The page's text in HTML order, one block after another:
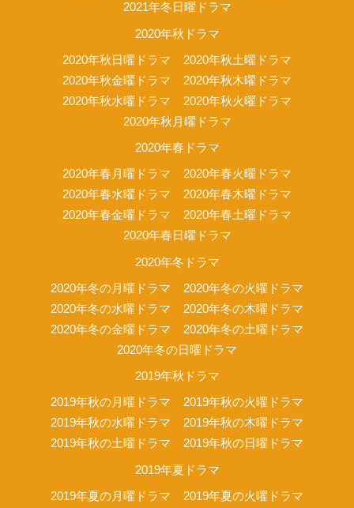
2021年冬日曜ドラマ
2020年秋ドラマ
2020年秋日曜ドラマ
2020年秋土曜ドラマ
2020年秋金曜ドラマ
2020年秋木曜ドラマ
2020年秋水曜ドラマ
2020年秋火曜ドラマ
2020年秋月曜ドラマ
2020年春ドラマ
2020年春月曜ドラマ
2020年春火曜ドラマ
2020年春水曜ドラマ
2020年春木曜ドラマ
2020年春金曜ドラマ
2020年春土曜ドラマ
2020年春日曜ドラマ
2020年冬ドラマ
2020年冬の月曜ドラマ
2020年冬の火曜ドラマ
2020年冬の水曜ドラマ
2020年冬の木曜ドラマ
2020年冬の金曜ドラマ
2020年冬の土曜ドラマ
2020年冬の日曜ドラマ
2019年秋ドラマ
2019年秋の月曜ドラマ
2019年秋の火曜ドラマ
2019年秋の水曜ドラマ
2019年秋の木曜ドラマ
2019年秋の土曜ドラマ
2019年秋の日曜ドラマ
2019年夏ドラマ
2019年夏の月曜ドラマ 2019年夏の火曜ドラマ